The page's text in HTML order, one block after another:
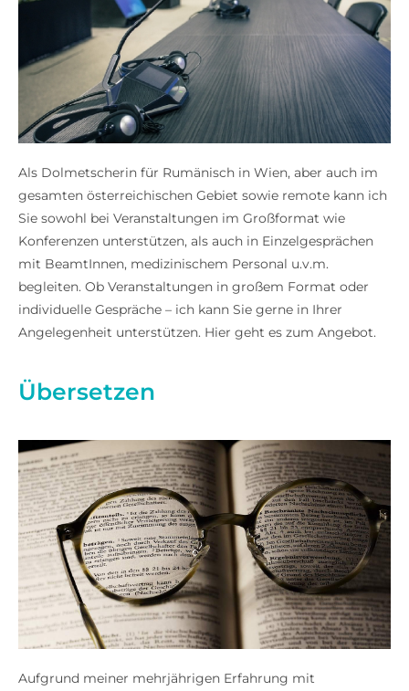
Als Dolmetscherin für Rumänisch in Wien, aber auch im
gesamten österreichischen Gebiet sowie remote kann ich
Sie sowohl bei Veranstaltungen im Großformat wie
Konferenzen unterstützen, als auch in Einzelgesprächen
mit BeamtInnen, medizinischem Personal u.v.m.
begleiten. Ob Veranstaltungen in großem Format oder
individuelle Gespräche – ich kann Sie gerne in Ihrer
Angelegenheit unterstützen. Hier geht es zum Angebot.
Übersetzen
Aufgrund meiner mehrjährigen Erfahrung mit